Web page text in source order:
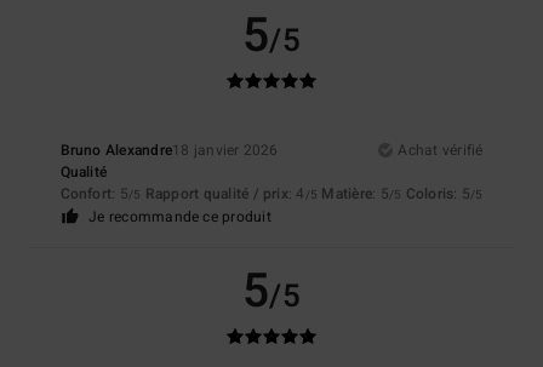
5/5
Bruno Alexandre18 janvier 2026
Achat vérifié
Qualité
Confort: 5/5 Rapport qualité / prix: 4 /5 Matière: 5/5 Coloris: 5/5
Je recommande ce produit
5/5